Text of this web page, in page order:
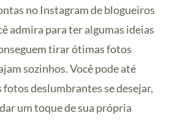
no Instagram de blogueiros
admira para ter algumas ideias
tirar ótimas fotos
sozinhos. Você pode até
deslumbrantes se desejar,
um toque de sua própria